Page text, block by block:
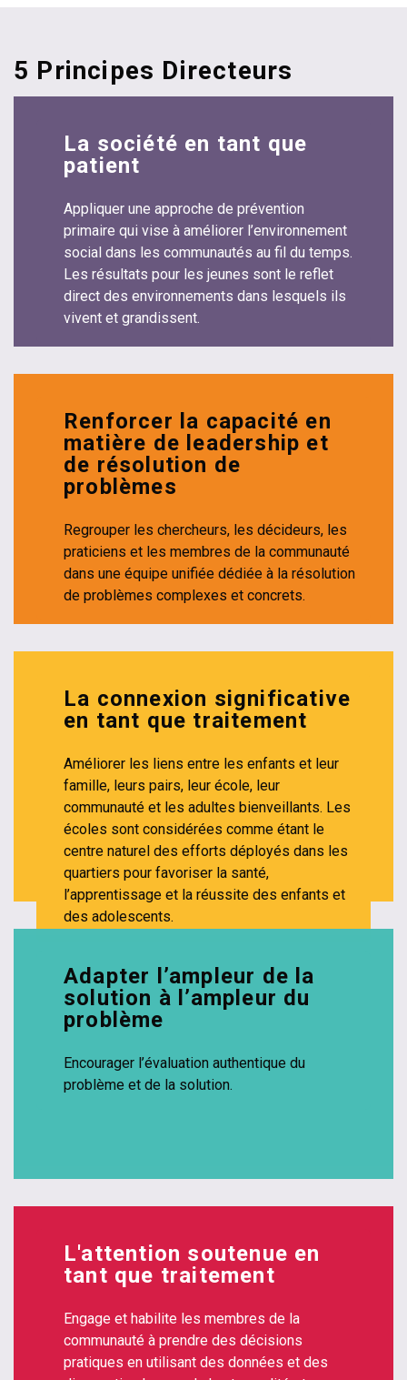
5 Principes Directeurs
La société en tant que
patient
Appliquer une approche de prévention
primaire qui vise à améliorer l’environnement
social dans les communautés au fil du temps.
Les résultats pour les jeunes sont le reflet
direct des environnements dans lesquels ils
vivent et grandissent.
Renforcer la capacité en
matière de leadership et
de résolution de
problèmes
Regrouper les chercheurs, les décideurs, les
praticiens et les membres de la communauté
dans une équipe unifiée dédiée à la résolution
de problèmes complexes et concrets.
La connexion significative
en tant que traitement
Améliorer les liens entre les enfants et leur
famille, leurs pairs, leur école, leur
communauté et les adultes bienveillants. Les
écoles sont considérées comme étant le
centre naturel des efforts déployés dans les
quartiers pour favoriser la santé,
l’apprentissage et la réussite des enfants et
des adolescents.
Adapter l’ampleur de la
solution à l’ampleur du
problème
Encourager l’évaluation authentique du
problème et de la solution.
L'attention soutenue en
tant que traitement
Engage et habilite les membres de la
communauté à prendre des décisions
pratiques en utilisant des données et des